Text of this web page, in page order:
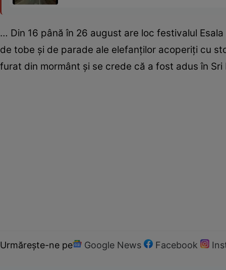
… Din 16 până în 26 august are loc festivalul
de tobe şi de parade ale elefanţilor acoperiţi cu
furat din mormânt şi se crede că a fost adus în Sri
Urmărește-ne pe Google News Facebook